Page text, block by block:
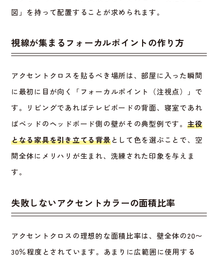
図」を持って配置することが求められます。
視線が集まるフォーカルポイントの作り方
アクセントクロスを貼るべき場所は、部屋に入った瞬間
に最初に目が向く「フォーカルポイント（注視点）」で
す。リビングであればテレビボードの背面、寝室であれ
ばベッドのヘッドボード側の壁がその典型例です。 主役
となる家具を引き立てる背景として色を選ぶことで、空
間全体にメリハリが生まれ、洗練された印象を与えま
す。
失敗しないアクセントカラーの面積比率
アクセントクロスの理想的な面積比率は、壁全体の20〜
30％程度とされています。あまりに広範囲に使用する